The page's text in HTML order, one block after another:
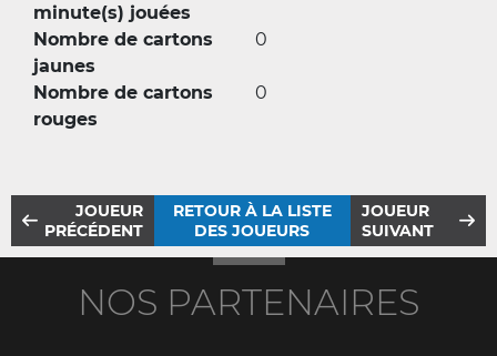
minute(s) jouées
Nombre de cartons
jaunes
0
Nombre de cartons
rouges
0
JOUEUR
PRÉCÉDENT
RETOUR À LA LISTE
DES JOUEURS
JOUEUR
SUIVANT
NOS PARTENAIRES